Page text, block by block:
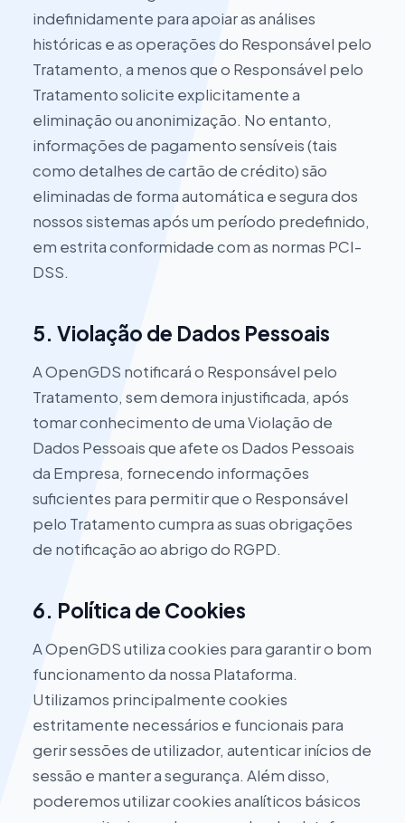
indefinidamente para apoiar as análises
históricas e as operações do Responsável pelo
Tratamento, a menos que o Responsável pelo
Tratamento solicite explicitamente a
eliminação ou anonimização. No entanto,
informações de pagamento sensíveis (tais
como detalhes de cartão de crédito) são
eliminadas de forma automática e segura dos
nossos sistemas após um período predefinido,
em estrita conformidade com as normas PCI-
DSS.
5. Violação de Dados Pessoais
A OpenGDS notificará o Responsável pelo
Tratamento, sem demora injustificada, após
tomar conhecimento de uma Violação de
Dados Pessoais que afete os Dados Pessoais
da Empresa, fornecendo informações
suficientes para permitir que o Responsável
pelo Tratamento cumpra as suas obrigações
de notificação ao abrigo do RGPD.
6. Política de Cookies
A OpenGDS utiliza cookies para garantir o bom
funcionamento da nossa Plataforma.
Utilizamos principalmente cookies
estritamente necessários e funcionais para
gerir sessões de utilizador, autenticar inícios de
sessão e manter a segurança. Além disso,
poderemos utilizar cookies analíticos básicos